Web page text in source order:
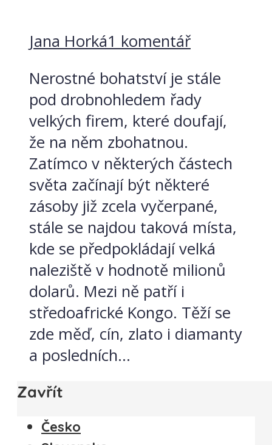
Jana Horká1 komentář
Nerostné bohatství je stále
pod drobnohledem řady
velkých firem, které doufají,
že na něm zbohatnou.
Zatímco v některých částech
světa začínají být některé
zásoby již zcela vyčerpané,
stále se najdou taková místa,
kde se předpokládají velká
naleziště v hodnotě milionů
dolarů. Mezi ně patří i
středoafrické Kongo. Těží se
zde měď, cín, zlato i diamanty
a posledních...
Zavřít
Česko